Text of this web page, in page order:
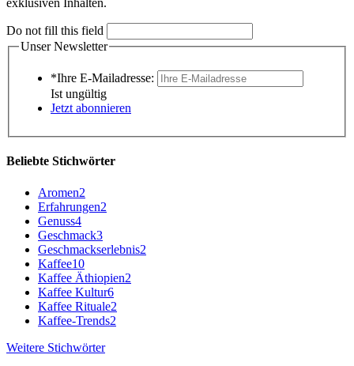
Do not fill this field
Unser Newsletter
*Ihre E-Mailadresse:
Ist ungültig
Jetzt abonnieren
Beliebte Stichwörter
Aromen2
Erfahrungen2
Genuss4
Geschmack3
Geschmackserlebnis2
Kaffee10
Kaffee Äthiopien2
Kaffee Kultur6
Kaffee Rituale2
Kaffee-Trends2
Weitere Stichwörter